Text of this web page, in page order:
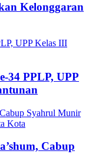
Kelonggaran
34 PPLP, UPP
Cabup